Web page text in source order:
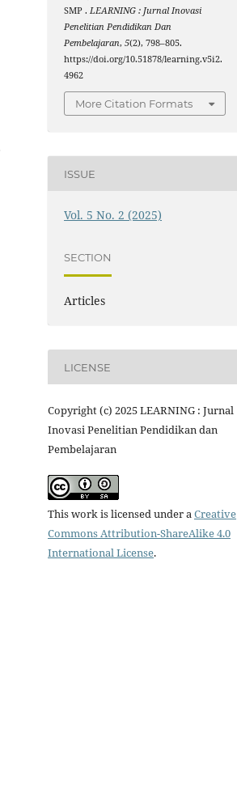
SMP . LEARNING : Jurnal Inovasi
Penelitian Pendidikan Dan
Pembelajaran,5(2), 798–805.
https://doi.org/10.51878/learning.v5i2.
4962
More Citation Formats
ISSUE
Vol. 5 No. 2 (2025)
SECTION
Articles
LICENSE
Copyright (c) 2025 LEARNING : Jurnal
Inovasi Penelitian Pendidikan dan
Pembelajaran
This work is licensed under aCreative
Commons Attribution-ShareAlike 4.0
International License.